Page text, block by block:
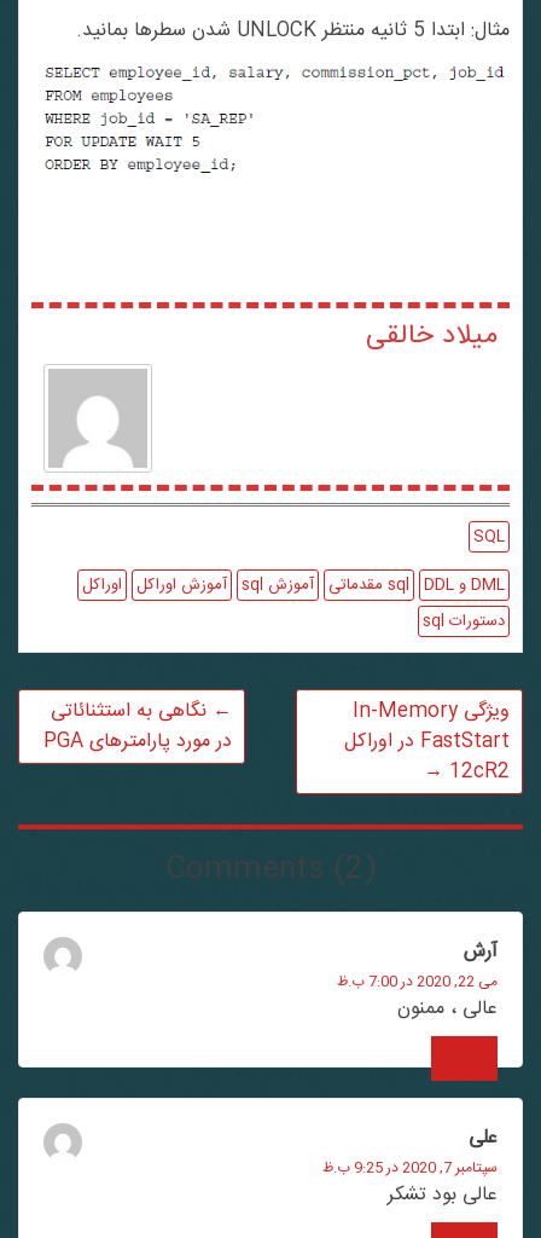
مثال: ابتدا 5 ثانیه منتظر UNLOCK شدن سطرها بمانید.
میلاد خالقی
DML و DDL
sql مقدماتی آموزش sql آموزش اوراکل اوراکل
دستورات sql
نگاهی به استثنائاتی
در مورد پارامترهای PGA
ویژگی In-Memory
FastStart در اوراکل
12cR2
→
Comments (2)
آرش
عالی ، ممنون
سپتامبر 7, 2020 در 9:25 ب.ظ
عالی بود تشکر